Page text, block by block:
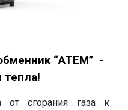
“АТЕМ” -
тепла!
от сгорания газа к